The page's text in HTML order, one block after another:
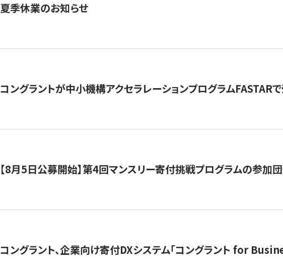
夏季休業のお知らせ
コングラントが中小機構アクセラレーションプログラムFASTAR
【8月5日公募開始】第4回マンスリー寄付挑戦プログラムの参加
コングラント、企業向け寄付DXシステム「コングラント for